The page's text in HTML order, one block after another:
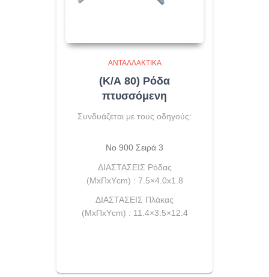
ΑΝΤΑΛΛΑΚΤΙΚΆ
(Κ/Α 80) Ρόδα
πτυσσόμενη
Συνδυάζεται με τους οδηγούς:
Νο 900 Σειρά 3
ΔΙΑΣΤΑΣΕΙΣ Ρόδας
(ΜxΠxYcm) : 7.5×4.0x1.8
ΔΙΑΣΤΑΣΕΙΣ Πλάκας
(ΜxΠxYcm) : 11.4×3.5×12.4